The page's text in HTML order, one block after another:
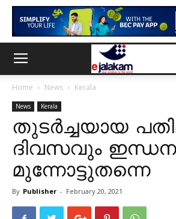
Home News Kerala
News Kerala
തുടർച്ചയായ
ദിവസവും
മുന്നോട്ടുതന്നെ
By Publisher - February 20, 2021